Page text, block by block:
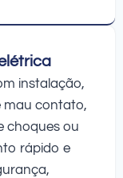
instalação,
mau contato,
choques ou
rápido e